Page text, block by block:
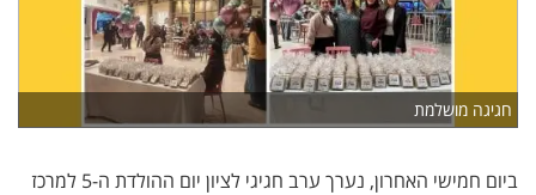
חגיגה מושלמת
ביום חמישי האחרון, נערך ערב חגיגי לציון יום ההולדת ה-5 למרכז